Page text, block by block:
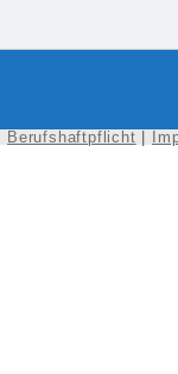
Berufshaftpflicht